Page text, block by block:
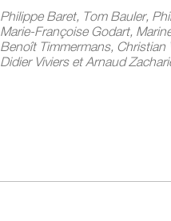
Philippe Baret, Tom Bauler,
Marie-Françoise Godart,
Benoît Timmermans, Christian
Didier Viviers et Arnaud